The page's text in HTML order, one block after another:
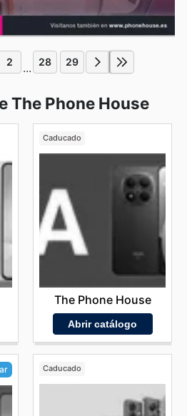
2 ... 28 29
The Phone House
Caducado
The Phone House
Abrir catálogo
Caducado